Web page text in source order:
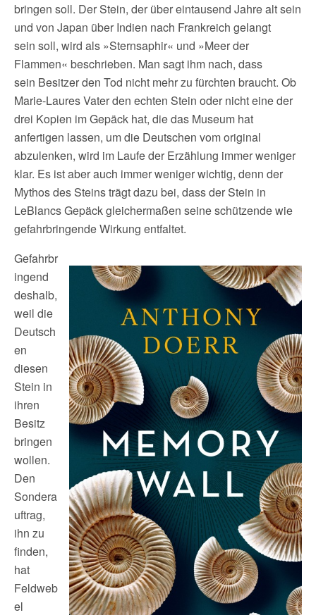
bringen soll. Der Stein, der über eintausend Jahre alt sein
und von Japan über Indien nach Frankreich gelangt
sein soll, wird als »Sternsaphir« und »Meer der
Flammen« beschrieben. Man sagt ihm nach, dass
sein Besitzer den Tod nicht mehr zu fürchten braucht. Ob
Marie-Laures Vater den echten Stein oder nicht eine der
drei Kopien im Gepäck hat, die das Museum hat
anfertigen lassen, um die Deutschen vom original
abzulenken, wird im Laufe der Erzählung immer weniger
klar. Es ist aber auch immer weniger wichtig, denn der
Mythos des Steins trägt dazu bei, dass der Stein in
LeBlancs Gepäck gleichermaßen seine schützende wie
gefahrbringende Wirkung entfaltet.
Gefahrbr
ingend
deshalb,
weil die
Deutsch
en
diesen
Stein in
ihren
Besitz
bringen
wollen.
Den
Sondera
uftrag,
ihn zu
finden,
hat
Feldweb
el